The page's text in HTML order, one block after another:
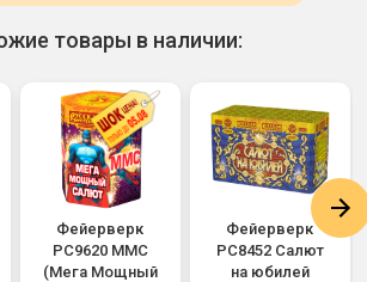
товары в наличии:
Фейерверк
РС9620 ММС
(Мега Мощный
Фейерверк
РС8452 Салют
на юбилей